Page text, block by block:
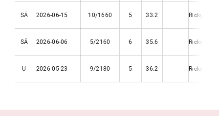
SÄ 2026-06-15 10/1660 5 33.2 Ricky
SÄ 2026-06-06 5/2160 6 35.6 Ricky
U 2026-05-23 9/2180 5 36.2 Ricky